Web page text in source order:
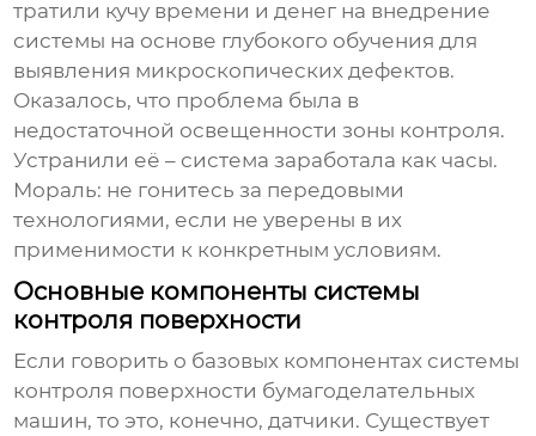
тратили кучу времени и денег на внедрение
системы на основе глубокого обучения для
выявления микроскопических дефектов.
Оказалось, что проблема была в
недостаточной освещенности зоны контроля.
Устранили её – система заработала как часы.
Мораль: не гонитесь за передовыми
технологиями, если не уверены в их
применимости к конкретным условиям.
Основные компоненты системы
контроля поверхности
Если говорить о базовых компонентах системы
контроля поверхности бумагоделательных
машин, то это, конечно, датчики. Существует